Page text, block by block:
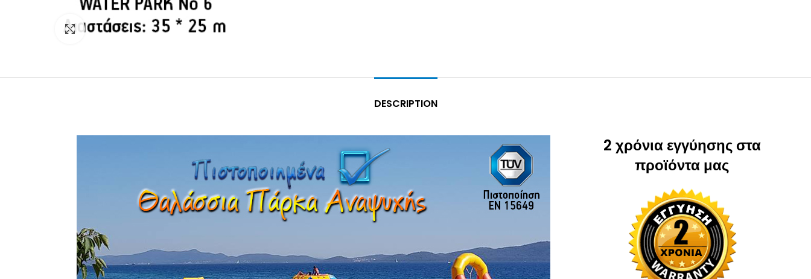
Click to enlarge
DESCRIPTION
2 χρόνια εγγύησης στα
προϊόντα μας